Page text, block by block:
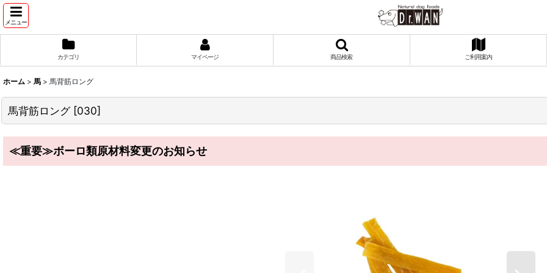
メニュー
カテゴリ マイページ 商品検索 ご利用案内
ホーム > 馬 > 馬背筋ロング
馬背筋ロング [030]
≪重要≫ボーロ類原材料変更のお知らせ